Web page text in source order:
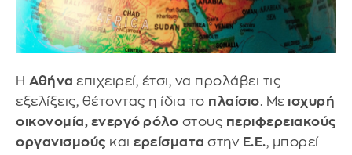
Η Αθήνα επιχειρεί, έτσι, να προλάβει τις
εξελίξεις, θέτοντας η ίδια το πλαίσιο. Με ισχυρή
οικονομία, ενεργό ρόλο στους περιφερειακούς
οργανισμούς και ερείσματα στην Ε.Ε., μπορεί